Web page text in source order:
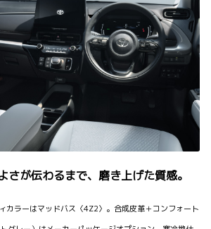
さが伝わるまで、磨き上げた質感。
カラーはマッドバス〈4Z2〉。合成皮革＋コンフォート